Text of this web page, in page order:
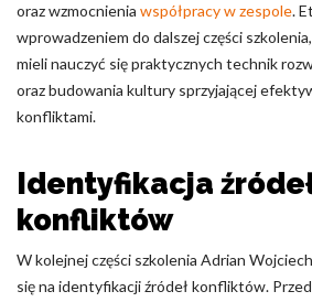
oraz wzmocnienia współpracy w zespole.
wprowadzeniem do dalszej części
mieli nauczyć się praktycznych technik
oraz budowania kultury sprzyjającej
konfliktami.
Identyfikacja
konfliktów
W kolejnej części szkolenia Adrian
się na identyfikacji źródeł konfliktów.